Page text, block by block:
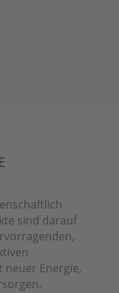
sind darauf
Energie,